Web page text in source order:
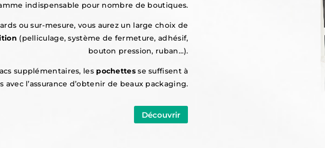
indispensable pour nombre de boutiques.
ou sur-mesure, vous aurez un large choix de
(pelliculage, système de fermeture, adhésif,
bouton pression, ruban…).
supplémentaires, les pochettesse suffisent à
avec l’assurance d’obtenir de beaux packaging.
Découvrir